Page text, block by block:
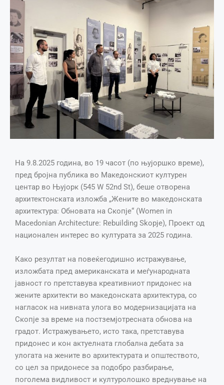
На 9.8.2025 година, во 19 часот (по њујоршко време),
пред бројна публика во Македонскиот културен
центар во Њујорк (545 W 52nd St), беше отворена
архитектонската изложба „Жените во македонската
архитектура: Обновата на Скопје“ (Women in
Macedonian Architecture: Rebuilding Skopje), Проект од
национален интерес во културата за 2025 година.
Како резултат на повеќегодишно истражување,
изложбата пред американската и меѓународната
јавност го претставува креативниот придонес на
жените архитекти во македонската архитектура, со
нагласок на нивната улога во модернизацијата на
Скопје за време на постземјотресната обнова на
градот. Истражувањето, исто така, претставува
придонес и кон актуелната глобална дебата за
улогата на жените во архитектурата и општеството,
со цел за придонесе за подобро разбирање,
поголема видливост и културолошко вреднување на